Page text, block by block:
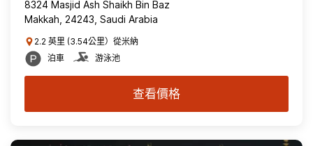
8324 Masjid Ash Shaikh Bin Baz
Makkah, 24243, Saudi Arabia
2.2 英里 (3.54公里）從米納
泊車
游泳池
查看價格